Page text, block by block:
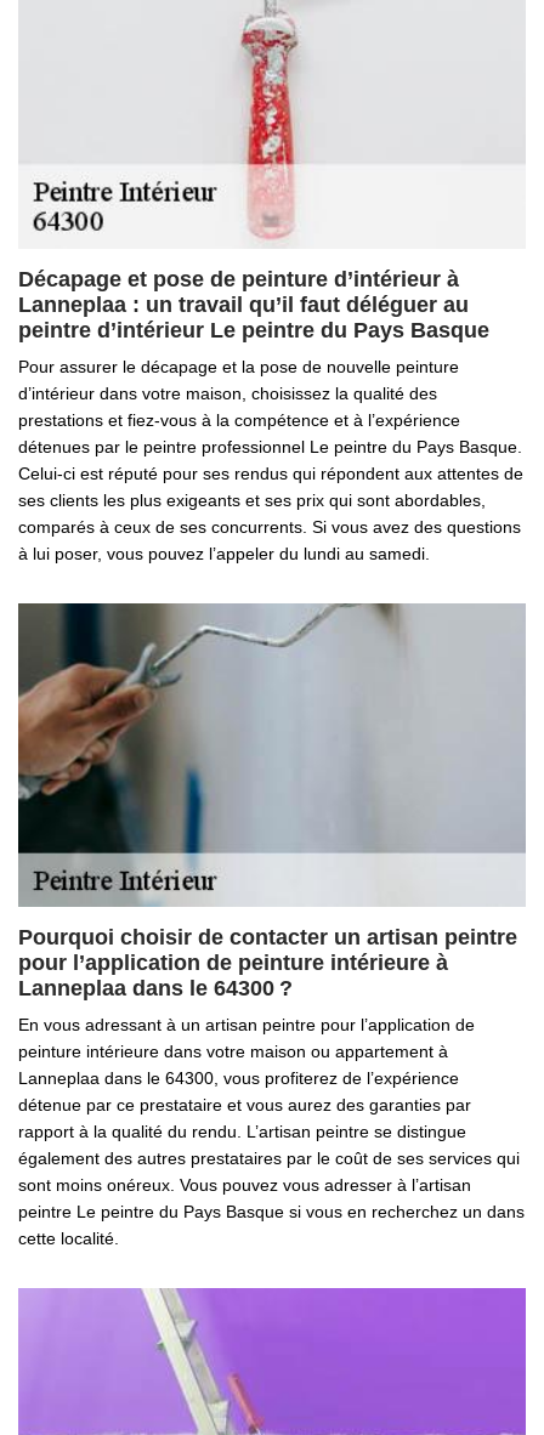
Décapage et pose de peinture d’intérieur à
Lanneplaa : un travail qu’il faut déléguer au
peintre d’intérieur Le peintre du Pays Basque
Pour assurer le décapage et la pose de nouvelle peinture
d’intérieur dans votre maison, choisissez la qualité des
prestations et fiez-vous à la compétence et à l’expérience
détenues par le peintre professionnel Le peintre du Pays Basque.
Celui-ci est réputé pour ses rendus qui répondent aux attentes de
ses clients les plus exigeants et ses prix qui sont abordables,
comparés à ceux de ses concurrents. Si vous avez des questions
à lui poser, vous pouvez l’appeler du lundi au samedi.
Pourquoi choisir de contacter un artisan peintre
pour l’application de peinture intérieure à
Lanneplaa dans le 64300 ?
En vous adressant à un artisan peintre pour l’application de
peinture intérieure dans votre maison ou appartement à
Lanneplaa dans le 64300, vous profiterez de l’expérience
détenue par ce prestataire et vous aurez des garanties par
rapport à la qualité du rendu. L’artisan peintre se distingue
également des autres prestataires par le coût de ses services qui
sont moins onéreux. Vous pouvez vous adresser à l’artisan
peintre Le peintre du Pays Basque si vous en recherchez un dans
cette localité.